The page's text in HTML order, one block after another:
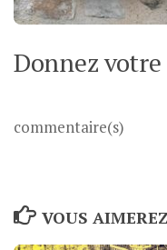
Donnez
commentaire(s)
VOUS